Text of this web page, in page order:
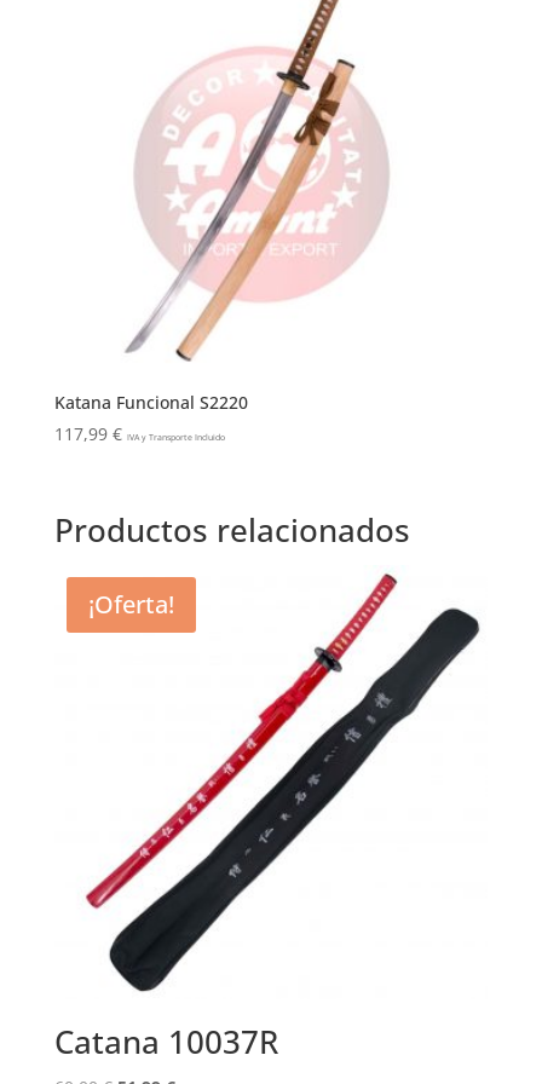
Katana Funcional S2220
117,99 € IVA y Transporte Incluido
Productos relacionados
¡Oferta!
Catana 10037R